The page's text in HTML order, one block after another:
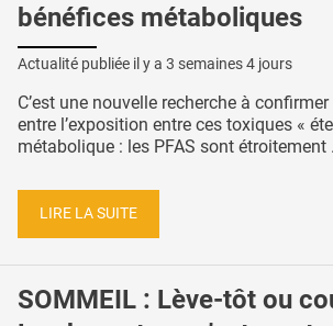
bénéfices métaboliques
Actualité publiée il y a 3 semaines 4 jours
C’est une nouvelle recherche à
entre l’exposition entre ces toxiques «
métabolique : les PFAS sont étroitement
LIRE LA SUITE
SOMMEIL : Lève-tôt ou